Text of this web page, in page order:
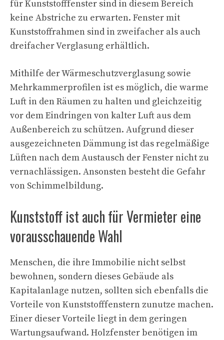
für Kunststofffenster sind in diesem Bereich
keine Abstriche zu erwarten. Fenster mit
Kunststoffrahmen sind in zweifacher als auch
dreifacher Verglasung erhältlich.
Mithilfe der Wärmeschutzverglasung sowie
Mehrkammerprofilen ist es möglich, die warme
Luft in den Räumen zu halten und gleichzeitig
vor dem Eindringen von kalter Luft aus dem
Außenbereich zu schützen. Aufgrund dieser
ausgezeichneten Dämmung ist das regelmäßige
Lüften nach dem Austausch der Fenster nicht zu
vernachlässigen. Ansonsten besteht die Gefahr
von Schimmelbildung.
Kunststoff ist auch für Vermieter eine
vorausschauende Wahl
Menschen, die ihre Immobilie nicht selbst
bewohnen, sondern dieses Gebäude als
Kapitalanlage nutzen, sollten sich ebenfalls die
Vorteile von Kunststofffenstern zunutze machen.
Einer dieser Vorteile liegt in dem geringen
Wartungsaufwand. Holzfenster benötigen im